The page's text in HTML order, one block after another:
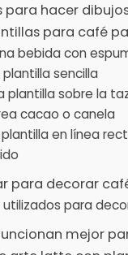
para hacer
para café
bebida con
plantilla sencilla
plantilla sobre la
cacao o canela
plantilla en línea
para decorar
utilizados para
mejor